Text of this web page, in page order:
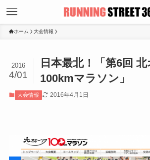
ホーム 大会情報
日本最北！「第6回
100kmマラソン」
2016
4/01
大会情報 2016年4月1日